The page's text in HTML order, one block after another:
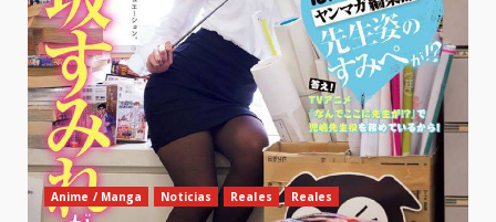
Anime / Manga Noticias Reales Reales